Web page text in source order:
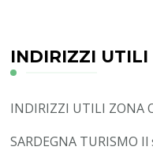
INDIRIZZI UTILI
INDIRIZZI UTILI ZONA
SARDEGNA TURISMO Il